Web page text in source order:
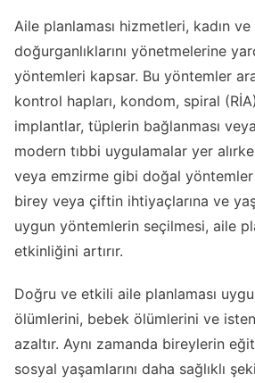
Aile planlaması hizmetleri, kadın
doğurganlıklarını yönetmelerine
yöntemleri kapsar. Bu yöntemler
kontrol hapları, kondom, spiral
implantlar, tüplerin bağlanması
modern tıbbi uygulamalar yer
veya emzirme gibi doğal
birey veya çiftin ihtiyaçlarına ve
uygun yöntemlerin seçilmesi, aile
etkinliğini artırır.
Doğru ve etkili aile planlaması
ölümlerini, bebek ölümlerini ve
azaltır. Aynı zamanda bireylerin
sosyal yaşamlarını daha sağlıklı